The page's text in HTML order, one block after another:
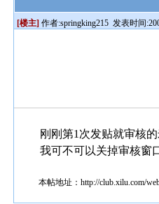
[楼主] 作者:springking215 发表时间
刚刚第1次发贴就审核
我可不可以关掉审核窗
本帖地址：http://club.xilu.com/